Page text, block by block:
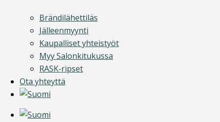
Brändilähettiläs
Jälleenmyynti
Kaupalliset yhteistyöt
Myy Salonkitukussa
RASK-ripset
Ota yhteyttä